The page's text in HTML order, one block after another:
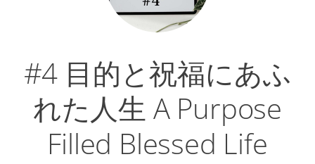
#4 目的と祝福にあふ
れた人生 A Purpose
Filled Blessed Life